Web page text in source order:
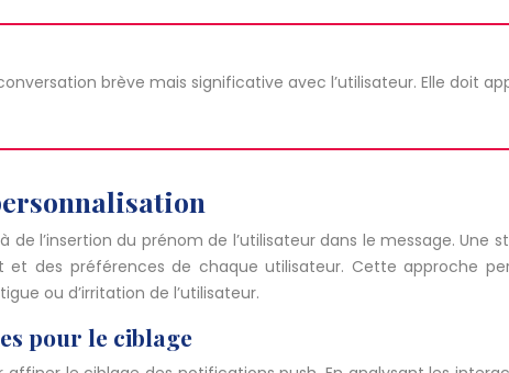
brève mais significative avec l’utilisateur. Elle doit
l’insertion du prénom de l’utilisateur dans le message.
des préférences de chaque utilisateur. Cette approche
ou d’irritation de l’utilisateur.
pour le ciblage